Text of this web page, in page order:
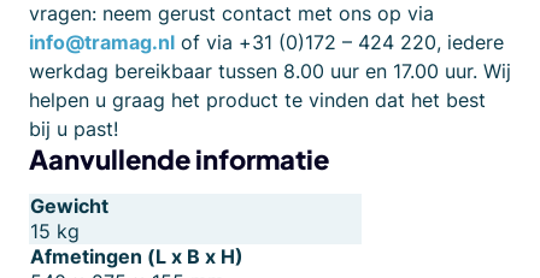
vragen: neem gerust contact met ons op via
info@tramag.nl of via +31 (0)172 – 424 220, iedere
werkdag bereikbaar tussen 8.00 uur en 17.00 uur. Wij
helpen u graag het product te vinden dat het best
bij u past!
Aanvullende informatie
Gewicht
15 kg
Afmetingen (L x B x H)